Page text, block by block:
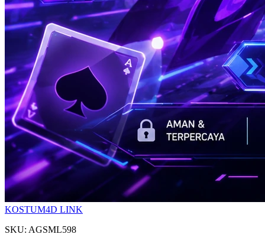
KOSTUM4D LINK
SKU: AGSML598